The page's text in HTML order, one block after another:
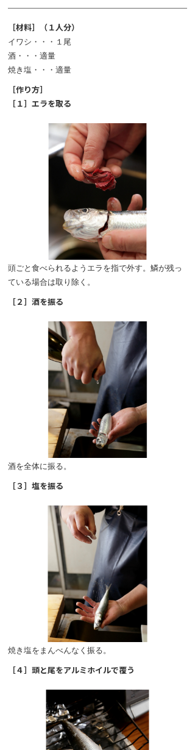
［材料］（１人分）
イワシ・・・１尾
酒・・・適量
焼き塩・・・適量
［作り方］
［１］エラを取る
頭ごと食べられるようエラを指で外す。鱗が残っ
ている場合は取り除く。
［２］酒を振る
酒を全体に振る。
［３］塩を振る
焼き塩をまんべんなく振る。
［４］頭と尾をアルミホイルで覆う